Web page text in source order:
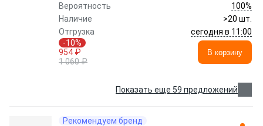
Вероятность
100%
Наличие
>20 шт.
Отгрузка
сегодня в 11:00
-10%
954 ₽
1 060 ₽
В корзину
Показать еще 59 предложений
Рекомендуем бренд